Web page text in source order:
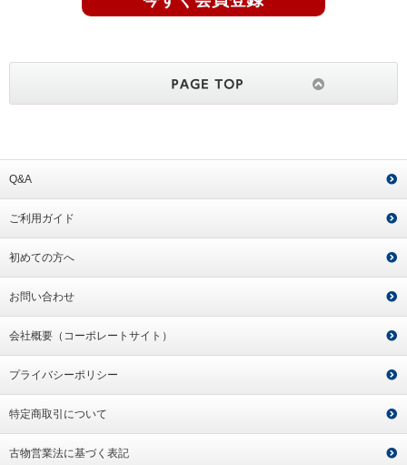
Q&A
ご利用ガイド
初めての方へ
お問い合わせ
会社概要（コーポレートサイト）
プライバシーポリシー
特定商取引について
古物営業法に基づく表記